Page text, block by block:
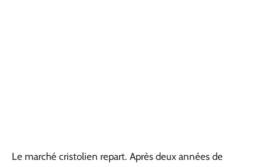
Le marché cristolien repart. Après deux années de